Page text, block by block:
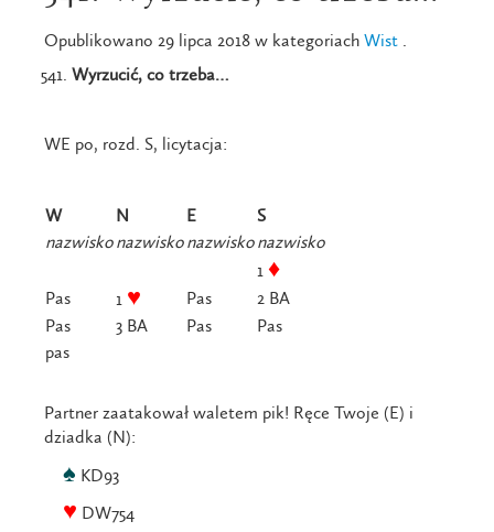
Opublikowano 29 lipca 2018 w kategoriach Wist .
Wyrzucić, co trzeba…
WE po, rozd. S, licytacja:
W N E
S
nazwiskonazwiskonazwiskonazwisko
1 ♦
Pas 1 ♥ Pas
2 BA
Pas
3 BA Pas
Pas
pas
Partner zaatakował waletem pik! Ręce Twoje (E) i
dziadka (N):
♠ KD93
♥ DW754